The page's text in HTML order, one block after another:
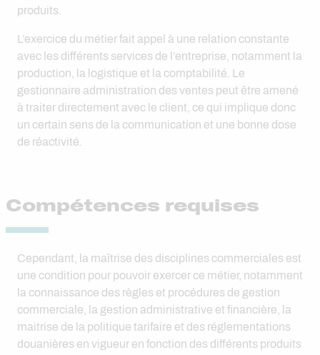
produits.
L’exercice du métier fait appel à une relation constante
avec les différents services de l’entreprise, notamment la
production, la logistique et la comptabilité. Le
gestionnaire administration des ventes peut être amené
à traiter directement avec le client, ce qui implique donc
un certain sens de la communication et une bonne dose
de réactivité.
Compétences requises
Cependant, la maîtrise des disciplines commerciales est
une condition pour pouvoir exercer ce métier, notamment
la connaissance des règles et procédures de gestion
commerciale, la gestion administrative et financière, la
maitrise de la politique tarifaire et des réglementations
douanières en vigueur en fonction des différents produits